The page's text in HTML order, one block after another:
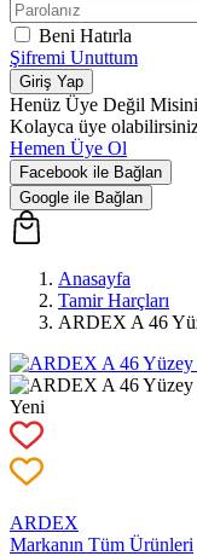
Beni Hatırla
Şifremi Unuttum
Giriş Yap
Henüz Üye Değil
Kolayca üye
Hemen Üye Ol
Facebook ile Bağlan
Google ile Bağlan
Anasayfa
Tamir Harçları
ARDEX A 46
Yeni
ARDEX
Markanın Tüm Ürünleri